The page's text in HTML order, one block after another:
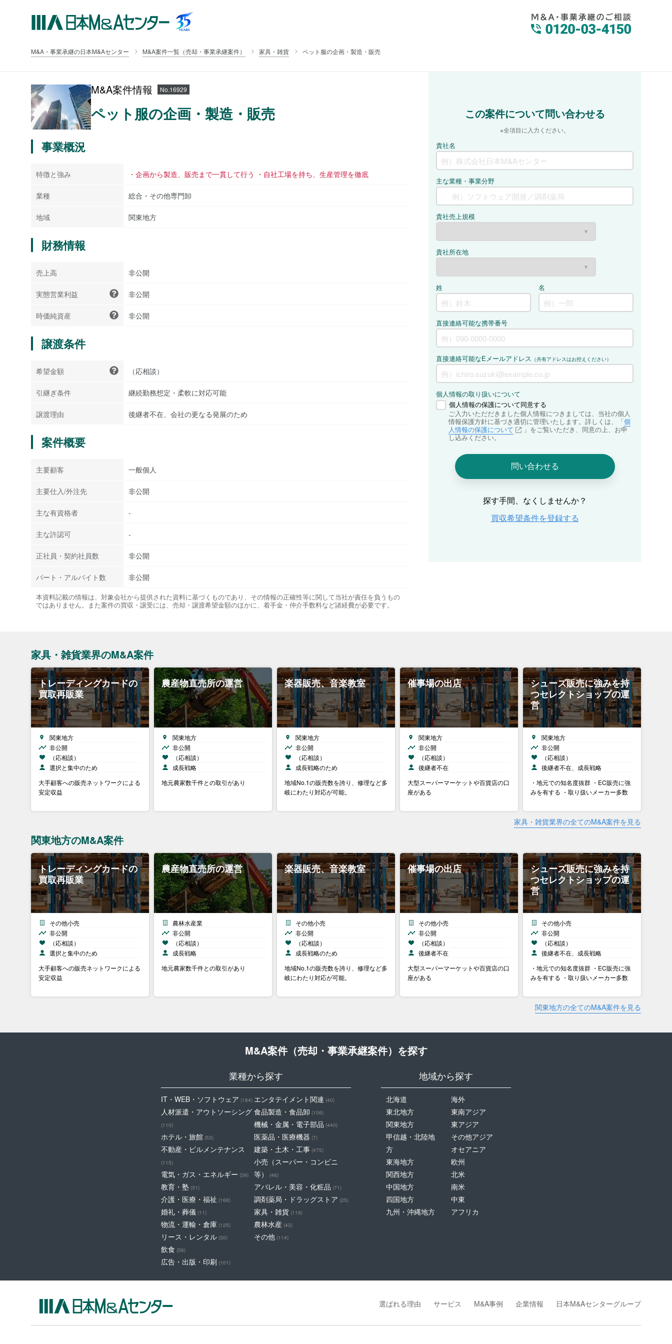
M&A・事業承継の日本M&Aセンター M&A案件一覧（売却・事業承継案件） 家具・雑貨 ペット服の企画・製造・販売
M&A案件情報 No.16929
ペット服の企画・製造・販売
事業概況
特徴と強み ・企画から製造、販売まで一貫して行う ・自社工場を持ち、生産管理を徹底
業種 総合・その他専門卸
地域 関東地方
財務情報
売上高 非公開
実態営業利益 非公開
時価純資産 非公開
譲渡条件
希望金額 （応相談）
引継ぎ条件 継続勤務想定・柔軟に対応可能
譲渡理由 後継者不在、会社の更なる発展のため
案件概要
主要顧客 一般個人
主要仕入/外注先 非公開
主な有資格者 -
主な許認可 -
正社員・契約社員数 非公開
パート・アルバイト数 非公開
本資料記載の情報は、対象会社から提供された資料に基づくものであり、その情報の正確性等に関して当社が責任を負うもの
ではありません。また案件の買収・譲受には、売却・譲渡希望金額のほかに、着手金・仲介手数料など諸経費が必要です。
家具・雑貨業界のM&A案件
トレーディングカードの
買取再販業
関東地方
非公開
（応相談）
選択と集中のため
大手顧客への販売ネットワークによる
安定収益
農産物直売所の運営
関東地方
非公開
（応相談）
成長戦略
地元農家数千件との取引があり
楽器販売、音楽教室
関東地方
非公開
（応相談）
成長戦略のため
地域No.1の販売数を誇り、修理など多
岐にわたり対応が可能。
催事場の出店
関東地方
非公開
（応相談）
後継者不在
大型スーパーマーケットや百貨店の口
座がある
シューズ販売に強みを持
つセレクトショップの運
営
関東地方
非公開
（応相談）
後継者不在、成長戦略
・地元での知名度抜群 ・EC販売に強
みを有する ・取り扱いメーカー多数
家具・雑貨業界の全てのM&A案件を見る
関東地方のM&A案件
トレーディングカードの
買取再販業
その他小売
非公開
（応相談）
選択と集中のため
大手顧客への販売ネットワークによる
安定収益
農産物直売所の運営
農林水産業
非公開
（応相談）
成長戦略
地元農家数千件との取引があり
楽器販売、音楽教室
その他小売
非公開
（応相談）
成長戦略のため
地域No.1の販売数を誇り、修理など多
岐にわたり対応が可能。
催事場の出店
その他小売
非公開
（応相談）
後継者不在
大型スーパーマーケットや百貨店の口
座がある
シューズ販売に強みを持
つセレクトショップの運
営
その他小売
非公開
（応相談）
後継者不在、成長戦略
・地元での知名度抜群 ・EC販売に強
みを有する ・取り扱いメーカー多数
関東地方の全てのM&A案件を見る
M&A案件（売却・事業承継案件）を探す
業種から探す
IT・WEB・ソフトウェア (184)
人材派遣・アウトソーシング
(110)
ホテル・旅館 (53)
不動産・ビルメンテナンス
(115)
電気・ガス・エネルギー (39)
教育・塾 (31)
介護・医療・福祉 (168)
婚礼・葬儀 (11)
物流・運輸・倉庫 (125)
リース・レンタル (30)
飲食 (56)
広告・出版・印刷 (101)
エンタテイメント関連 (40)
食品製造・食品卸 (106)
機械・金属・電子部品 (440)
医薬品・医療機器 (7)
建築・土木・工事 (475)
小売（スーパー・コンビニ
等）
(46)
アパレル・美容・化粧品 (71)
調剤薬局・ドラッグストア (25)
家具・雑貨 (119)
農林水産 (43)
その他 (114)
地域から探す
北海道
東北地方
関東地方
甲信越・北陸地
方
東海地方
関西地方
中国地方
四国地方
九州・沖縄地方
海外
東南アジア
東アジア
その他アジア
オセアニア
欧州
北米
南米
中東
アフリカ
選ばれる理由 サービス M&A事例 企業情報 日本M&Aセンターグループ